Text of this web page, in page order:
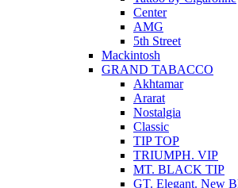
Center
AMG
5th Street
Mackintosh
GRAND TABACCO
Akhtamar
Ararat
Nostalgia
Classic
TIP TOP
TRIUMPH. VIP
MT. BLACK TIP
GT. Elegant. New